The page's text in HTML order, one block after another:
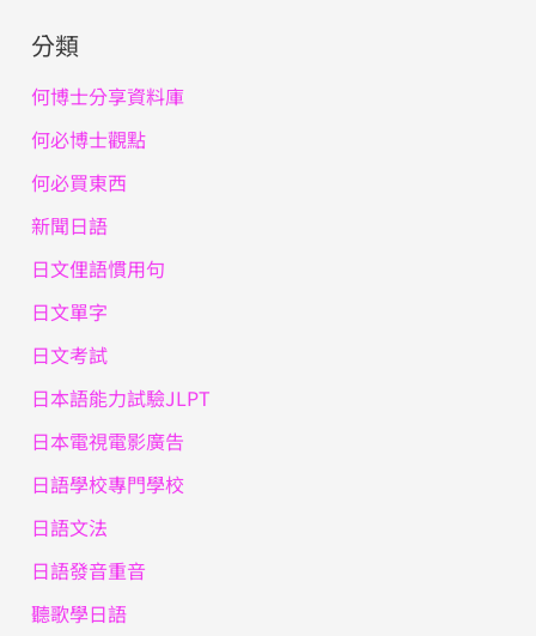
分類
何博士分享資料庫
何必博士觀點
何必買東西
新聞日語
日文俚語慣用句
日文單字
日文考試
日本語能力試驗JLPT
日本電視電影廣告
日語學校專門學校
日語文法
日語發音重音
聽歌學日語